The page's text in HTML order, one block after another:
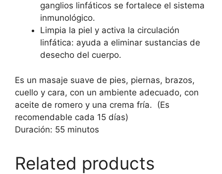
ganglios linfáticos se fortalece el sistema
inmunológico.
Limpia la piel y activa la circulación
linfática: ayuda a eliminar sustancias de
desecho del cuerpo.
Es un masaje suave de pies, piernas, brazos,
cuello y cara, con un ambiente adecuado, con
aceite de romero y una crema fría. (Es
recomendable cada 15 días)
Duración: 55 minutos
Related products